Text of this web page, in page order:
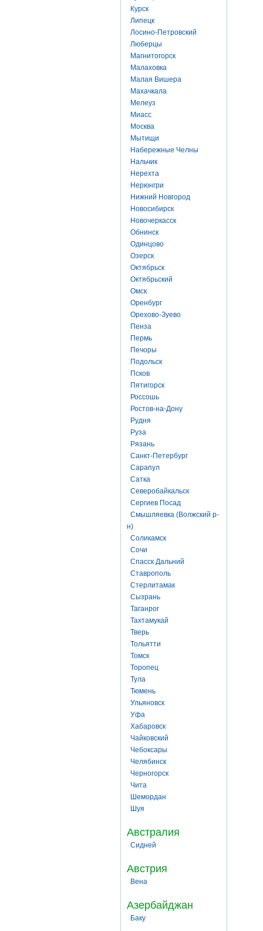
Курск
Липецк
Лосино-Петровский
Люберцы
Магнитогорск
Малаховка
Малая Вишера
Махачкала
Мелеуз
Миасс
Москва
Мытищи
Набережные Челны
Нальчик
Нерехта
Нерюнгри
Нижний Новгород
Новосибирск
Новочеркасск
Обнинск
Одинцово
Озерск
Октябрьск
Октябрьский
Омск
Оренбург
Орехово-Зуево
Пенза
Пермь
Печоры
Подольск
Псков
Пятигорск
Россошь
Ростов-на-Дону
Рудня
Руза
Рязань
Санкт-Петербург
Сарапул
Сатка
Северобайкальск
Сергиев Посад
Смышляевка (Волжский р-
н)
Соликамск
Сочи
Спасск Дальний
Ставрополь
Стерлитамак
Сызрань
Таганрог
Тахтамукай
Тверь
Тольятти
Томск
Торопец
Тула
Тюмень
Ульяновск
Уфа
Хабаровск
Чайковский
Чебоксары
Челябинск
Черногорск
Чита
Шемордан
Шуя
Австралия
Сидней
Австрия
Вена
Азербайджан
Баку